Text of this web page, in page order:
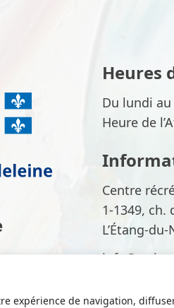
expérience de navigation,
Heures
Du lundi
Heure de
Centre
1-1349, ch.
L’Étang-